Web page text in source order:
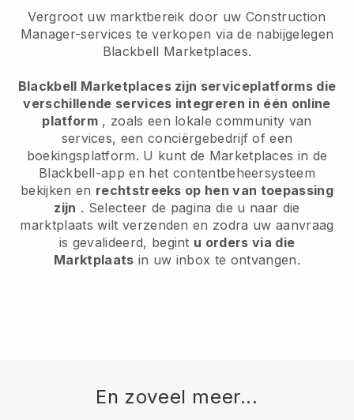
Vergroot uw marktbereik door uw Construction
Manager-services te verkopen via de nabijgelegen
Blackbell Marketplaces.
Blackbell Marketplaces zijn serviceplatforms die
verschillende services integreren in één online
platform , zoals een lokale community van
services, een conciërgebedrijf of een
boekingsplatform. U kunt de Marketplaces in de
Blackbell-app en het contentbeheersysteem
bekijken en rechtstreeks op hen van toepassing
zijn . Selecteer de pagina die u naar die
marktplaats wilt verzenden en zodra uw aanvraag
is gevalideerd, begint u orders via die
Marktplaats in uw inbox te ontvangen.
En zoveel meer...